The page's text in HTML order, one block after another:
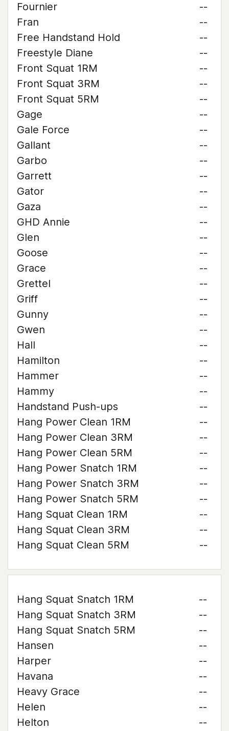
Fournier
--
Fran
--
Free Handstand Hold
--
Freestyle Diane
--
Front Squat 1RM
--
Front Squat 3RM
--
Front Squat 5RM
--
Gage
--
Gale Force
--
Gallant
--
Garbo
--
Garrett
--
Gator
--
Gaza
--
GHD Annie
--
Glen
--
Goose
--
Grace
--
Grettel
--
Griff
--
Gunny
--
Gwen
--
Hall
--
Hamilton
--
Hammer
--
Hammy
--
Handstand Push-ups
--
Hang Power Clean 1RM
--
Hang Power Clean 3RM
--
Hang Power Clean 5RM
--
Hang Power Snatch 1RM
--
Hang Power Snatch 3RM
--
Hang Power Snatch 5RM
--
Hang Squat Clean 1RM
--
Hang Squat Clean 3RM
--
Hang Squat Clean 5RM
--
Hang Squat Snatch 1RM
--
Hang Squat Snatch 3RM
--
Hang Squat Snatch 5RM
--
Hansen
--
Harper
--
Havana
--
Heavy Grace
--
Helen
--
Helton
--